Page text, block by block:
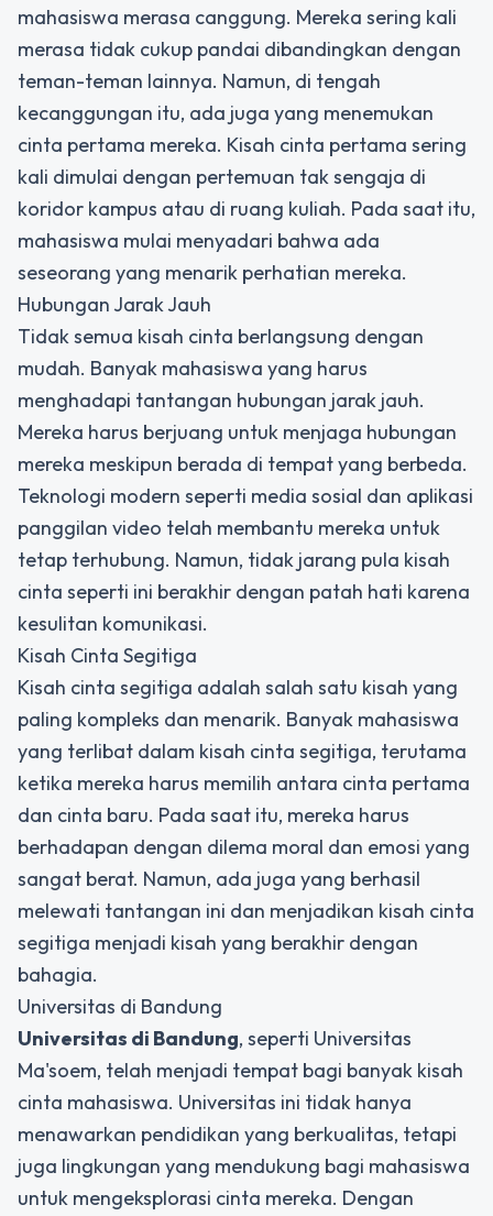
mahasiswa merasa canggung. Mereka sering kali
merasa tidak cukup pandai dibandingkan dengan
teman-teman lainnya. Namun, di tengah
kecanggungan itu, ada juga yang menemukan
cinta pertama mereka. Kisah cinta pertama sering
kali dimulai dengan pertemuan tak sengaja di
koridor kampus atau di ruang kuliah. Pada saat itu,
mahasiswa mulai menyadari bahwa ada
seseorang yang menarik perhatian mereka.
Hubungan Jarak Jauh
Tidak semua kisah cinta berlangsung dengan
mudah. Banyak mahasiswa yang harus
menghadapi tantangan hubungan jarak jauh.
Mereka harus berjuang untuk menjaga hubungan
mereka meskipun berada di tempat yang berbeda.
Teknologi modern seperti media sosial dan aplikasi
panggilan video telah membantu mereka untuk
tetap terhubung. Namun, tidak jarang pula kisah
cinta seperti ini berakhir dengan patah hati karena
kesulitan komunikasi.
Kisah Cinta Segitiga
Kisah cinta segitiga adalah salah satu kisah yang
paling kompleks dan menarik. Banyak mahasiswa
yang terlibat dalam kisah cinta segitiga, terutama
ketika mereka harus memilih antara cinta pertama
dan cinta baru. Pada saat itu, mereka harus
berhadapan dengan dilema moral dan emosi yang
sangat berat. Namun, ada juga yang berhasil
melewati tantangan ini dan menjadikan kisah cinta
segitiga menjadi kisah yang berakhir dengan
bahagia.
Universitas di Bandung
Universitas di Bandung, seperti Universitas
Ma'soem, telah menjadi tempat bagi banyak kisah
cinta mahasiswa. Universitas ini tidak hanya
menawarkan pendidikan yang berkualitas, tetapi
juga lingkungan yang mendukung bagi mahasiswa
untuk mengeksplorasi cinta mereka. Dengan